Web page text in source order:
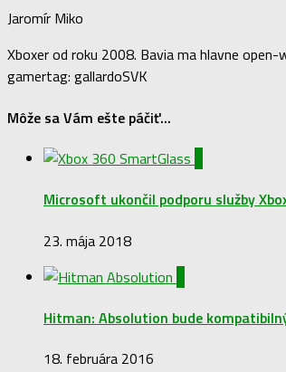
Jaromír Miko
Xboxer od roku 2008. Bavia ma hlavne
gamertag: gallardoSVK
Môže sa Vám ešte páčiť...
Microsoft ukončil podporu služby
23. mája 2018
Hitman: Absolution bude
18. februára 2016